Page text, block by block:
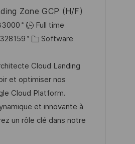
Zone GCP (H/F)
Full time
K
t
e
g
o
r
Software
Cloud Landing
et optimiser nos
Cloud Platform.
et innovante à
un rôle clé dans notre